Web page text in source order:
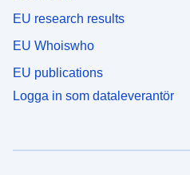
EU research results
EU Whoiswho
EU publications
Logga in som dataleverantör